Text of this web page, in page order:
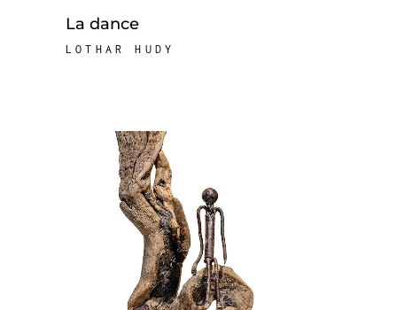
La dance
LOTHAR HUDY